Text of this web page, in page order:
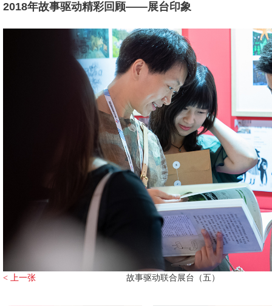
2018年故事驱动精彩回顾——展台印象
< 上一张 故事驱动联合展台（五）